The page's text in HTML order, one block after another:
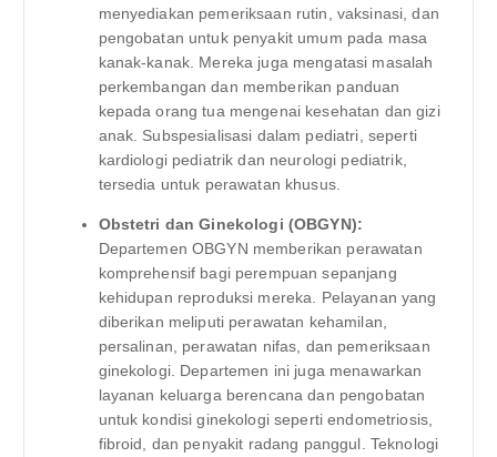
menyediakan pemeriksaan rutin, vaksinasi, dan
pengobatan untuk penyakit umum pada masa
kanak-kanak. Mereka juga mengatasi masalah
perkembangan dan memberikan panduan
kepada orang tua mengenai kesehatan dan gizi
anak. Subspesialisasi dalam pediatri, seperti
kardiologi pediatrik dan neurologi pediatrik,
tersedia untuk perawatan khusus.
Obstetri dan Ginekologi (OBGYN):
Departemen OBGYN memberikan perawatan
komprehensif bagi perempuan sepanjang
kehidupan reproduksi mereka. Pelayanan yang
diberikan meliputi perawatan kehamilan,
persalinan, perawatan nifas, dan pemeriksaan
ginekologi. Departemen ini juga menawarkan
layanan keluarga berencana dan pengobatan
untuk kondisi ginekologi seperti endometriosis,
fibroid, dan penyakit radang panggul. Teknologi